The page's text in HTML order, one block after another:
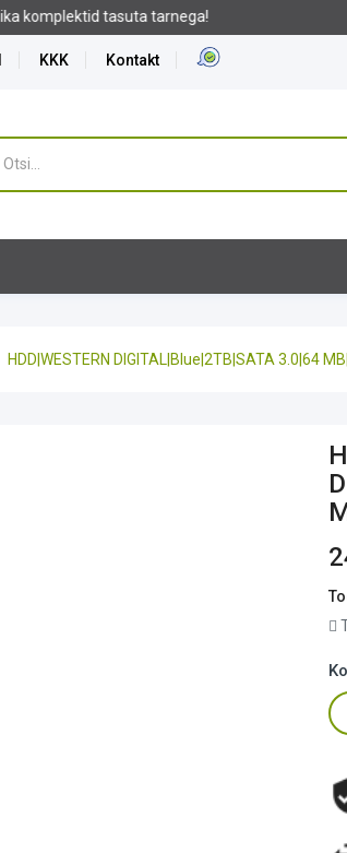
KKK
Kontakt
HDD|WESTERN DIGITAL|Blue|2TB|SATA 3.0|64